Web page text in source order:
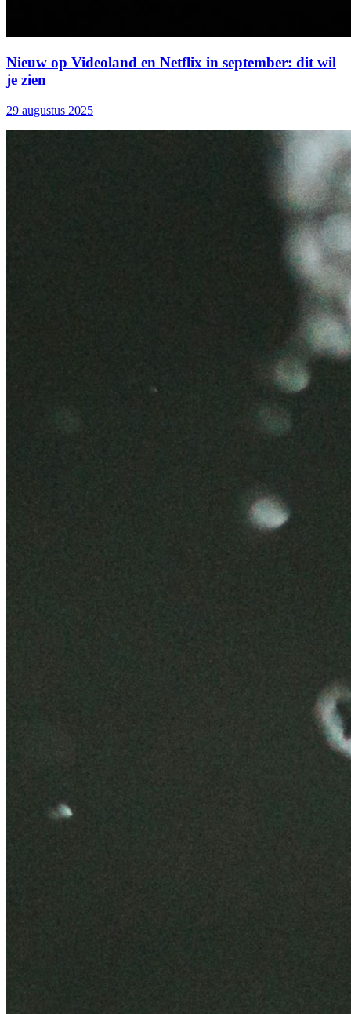
Nieuw op Videoland en Netflix in september: dit wil
je zien
29 augustus 2025